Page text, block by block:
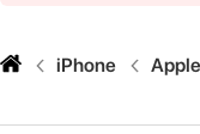
iPhone